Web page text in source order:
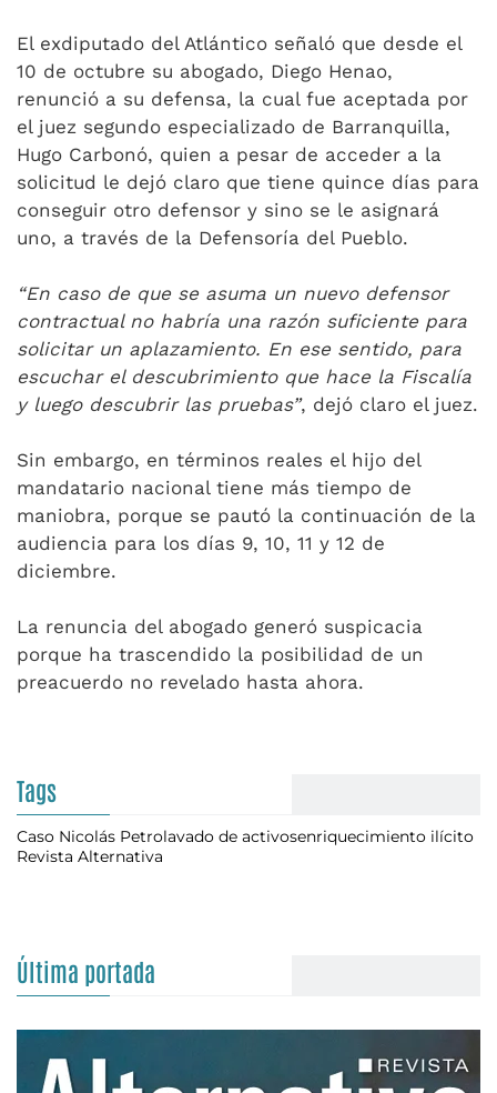
El exdiputado del Atlántico señaló que desde el
10 de octubre su abogado, Diego Henao,
renunció a su defensa, la cual fue aceptada por
el juez segundo especializado de Barranquilla,
Hugo Carbonó, quien a pesar de acceder a la
solicitud le dejó claro que tiene quince días para
conseguir otro defensor y sino se le asignará
uno, a través de la Defensoría del Pueblo.
“En caso de que se asuma un nuevo defensor
contractual no habría una razón suficiente para
solicitar un aplazamiento. En ese sentido, para
escuchar el descubrimiento que hace la Fiscalía
y luego descubrir las pruebas”, dejó claro el juez.
Sin embargo, en términos reales el hijo del
mandatario nacional tiene más tiempo de
maniobra, porque se pautó la continuación de la
audiencia para los días 9, 10, 11 y 12 de
diciembre.
La renuncia del abogado generó suspicacia
porque ha trascendido la posibilidad de un
preacuerdo no revelado hasta ahora.
Tags
Caso Nicolás Petrolavado de activosenriquecimiento ilícito
Revista Alternativa
Última portada